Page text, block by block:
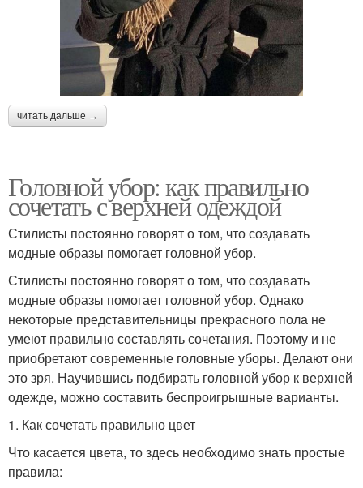
читать дальше →
Головной убор: как правильно
сочетать с верхней одеждой
Стилисты постоянно говорят о том, что создавать
модные образы помогает головной убор.
Стилисты постоянно говорят о том, что создавать
модные образы помогает головной убор. Однако
некоторые представительницы прекрасного пола не
умеют правильно составлять сочетания. Поэтому и не
приобретают современные головные уборы. Делают они
это зря. Научившись подбирать головной убор к верхней
одежде, можно составить беспроигрышные варианты.
1. Как сочетать правильно цвет
Что касается цвета, то здесь необходимо знать простые
правила: